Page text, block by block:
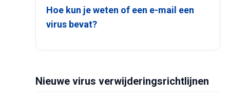
Hoe kun je weten of een e-mail een
virus bevat?
Nieuwe virus verwijderingsrichtlijnen